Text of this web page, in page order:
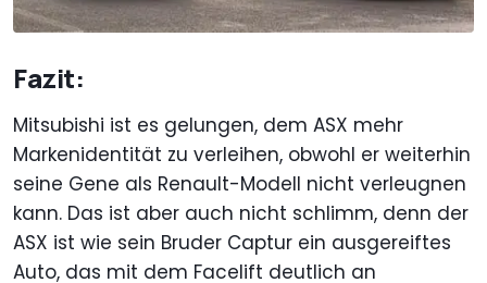
Fazit:
Mitsubishi ist es gelungen, dem ASX mehr
Markenidentität zu verleihen, obwohl er weiterhin
seine Gene als Renault-Modell nicht verleugnen
kann. Das ist aber auch nicht schlimm, denn der
ASX ist wie sein Bruder Captur ein ausgereiftes
Auto, das mit dem Facelift deutlich an